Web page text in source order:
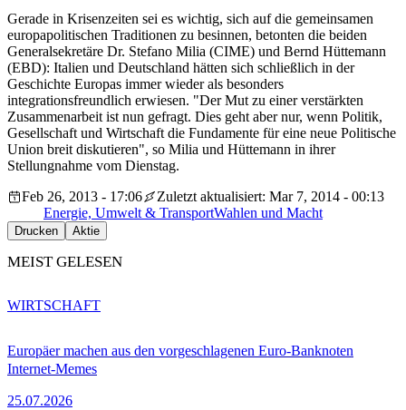
Gerade in Krisenzeiten sei es wichtig, sich auf die gemeinsamen
europapolitischen Traditionen zu besinnen, betonten die beiden
Generalsekretäre Dr. Stefano Milia (CIME) und Bernd Hüttemann
(EBD): Italien und Deutschland hätten sich schließlich in der
Geschichte Europas immer wieder als besonders
integrationsfreundlich erwiesen. "Der Mut zu einer verstärkten
Zusammenarbeit ist nun gefragt. Dies geht aber nur, wenn Politik,
Gesellschaft und Wirtschaft die Fundamente für eine neue Politische
Union breit diskutieren", so Milia und Hüttemann in ihrer
Stellungnahme vom Dienstag.
Feb 26, 2013 - 17:06
Zuletzt aktualisiert: Mar 7, 2014 - 00:13
Energie, Umwelt & TransportWahlen und Macht
Drucken Aktie
MEIST GELESEN
Europäer machen aus den vorgeschlagenen Euro-Banknoten
Internet-Memes
25.07.2026
WIRTSCHAFT